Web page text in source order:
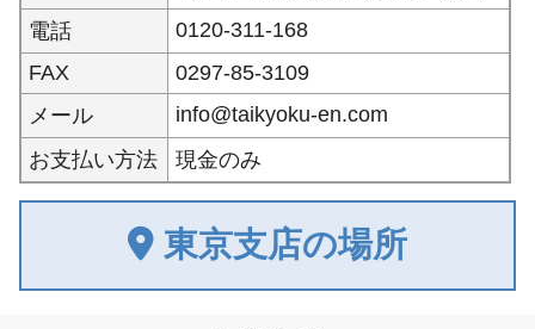
電話
0120-311-168
FAX
0297-85-3109
メール
info@taikyoku-en.com
お支払い方法
現金のみ
東京支店の場所